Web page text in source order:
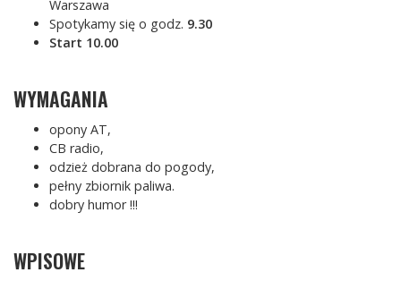
Warszawa
Spotykamy się o godz. 9.30
Start 10.00
WYMAGANIA
opony AT,
CB radio,
odzież dobrana do pogody,
pełny zbiornik paliwa.
dobry humor !!!
WPISOWE